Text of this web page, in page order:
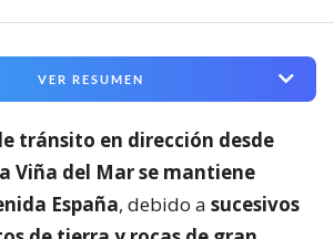
VER RESUMEN
tránsito en dirección desde
Viña del Mar se mantiene
España, debido a sucesivos